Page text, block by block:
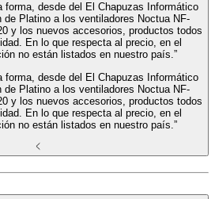
forma, desde del El Chapuzas Informático
de Platino a los ventiladores Noctua NF-
y los nuevos accesorios, productos todos
En lo que respecta al precio, en el
no están listados en nuestro país.”
forma, desde del El Chapuzas Informático
de Platino a los ventiladores Noctua NF-
y los nuevos accesorios, productos todos
En lo que respecta al precio, en el
no están listados en nuestro país.”